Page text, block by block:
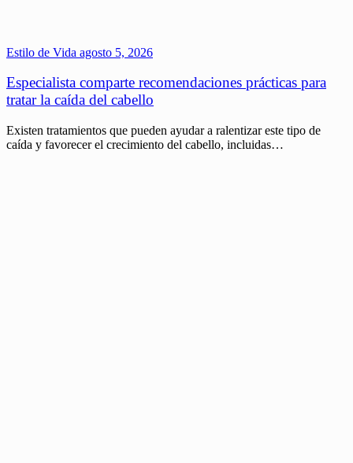
Estilo de Vida agosto 5, 2026
Especialista comparte recomendaciones prácticas para
tratar la caída del cabello
Existen tratamientos que pueden ayudar a ralentizar este tipo de
caída y favorecer el crecimiento del cabello, incluidas…